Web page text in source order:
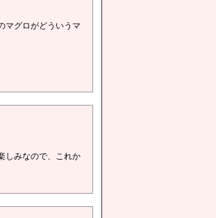
マグロがどういうマ
しみなので、これか